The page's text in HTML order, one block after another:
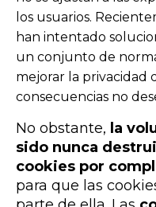
los usuarios.
han intentado
un conjunto de
mejorar la privacidad
consecuencias no
No obstante, la
sido nunca
cookies por
para que las